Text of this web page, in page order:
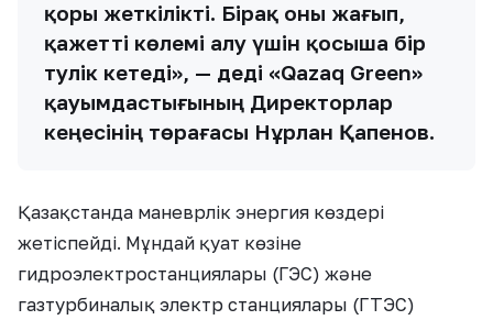
қоры жеткілікті. Бірақ оны жағып,
қажетті көлемі алу үшін қосыша бір
тәулік кетеді», — деді «Qazaq Green»
қауымдастығының Директорлар
кеңесінің төрағасы Нұрлан Қапенов.
Қазақстанда маневрлік энергия көздері
жетіспейді. Мұндай қуат көзіне
гидроэлектростанциялары (ГЭС) және
газтурбиналық электр станциялары (ГТЭС)